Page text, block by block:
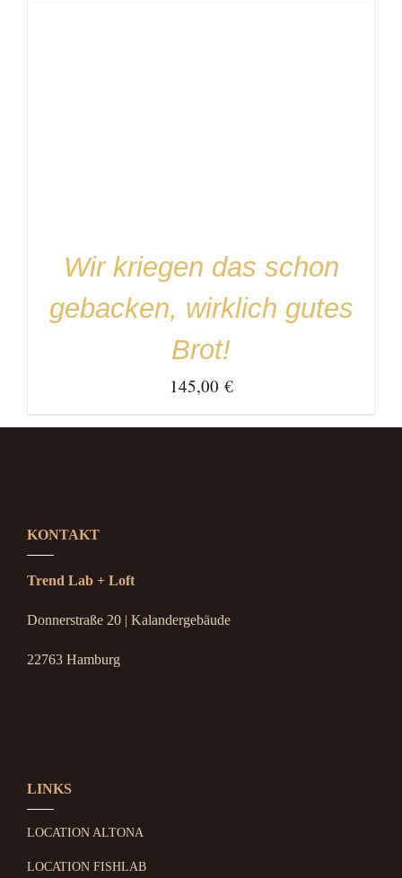
Wir kriegen das schon
gebacken, wirklich gutes
Brot!
145,00 €
KONTAKT
Trend Lab + Loft
Donnerstraße 20 | Kalandergebäude
22763 Hamburg
LINKS
LOCATION ALTONA
LOCATION FISHLAB